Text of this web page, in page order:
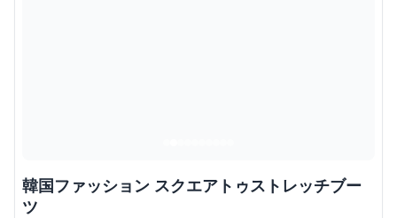
韓国ファッション スクエアトゥストレッチブー
ツ